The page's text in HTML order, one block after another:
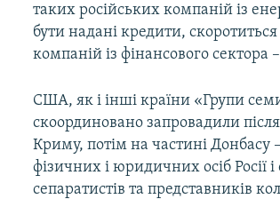
таких російських компаній із
бути надані кредити,
компаній із фінансового сектора
США, як і інші країни «Групи
скоординовано запровадили
Криму, потім на частині Донбасу
фізичних і юридичних осіб
сепаратистів та представників